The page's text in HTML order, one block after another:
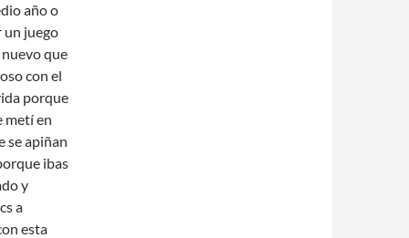
año o
un juego
que
con el
porque
metí en
se apiñan
ibas
y
a
esta